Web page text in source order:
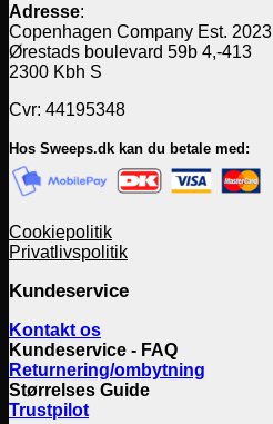
Adresse:
Copenhagen Company Est. 2023
Ørestads boulevard 59b 4,-413
2300 Kbh S
Cvr: 44195348
Hos Sweeps.dk kan du betale med:
Cookiepolitik
Privatlivspolitik
Kundeservice
Kontakt os
Kundeservice - FAQ
Returnering/ombytning
Størrelses Guide
Trustpilot